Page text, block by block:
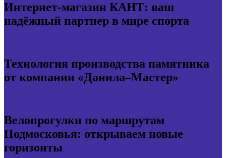
Интернет-магазин КАНТ: ваш
надёжный партнер в мире спорта
Технология производства памятника
от компании «Данила–Мастер»
Велопрогулки по маршрутам
Подмосковья: открываем новые
горизонты